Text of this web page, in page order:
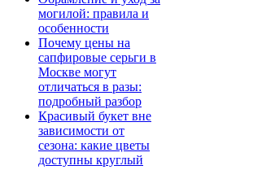
могилой: правила и
особенности
Почему цены на
сапфировые серьги в
Москве могут
отличаться в разы:
подробный разбор
Красивый букет вне
зависимости от
сезона: какие цветы
доступны круглый